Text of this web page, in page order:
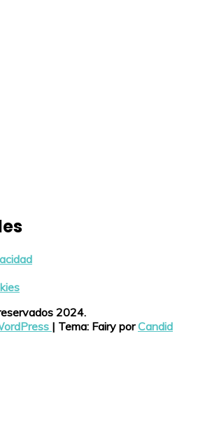
2024.
| Tema: Fairy porCandid